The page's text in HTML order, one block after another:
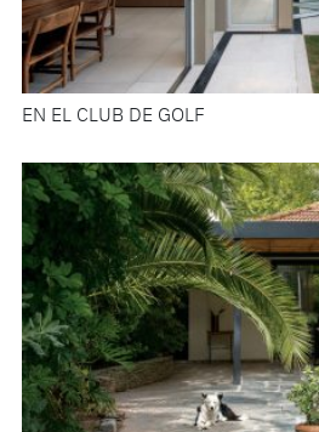
EN EL CLUB DE GOLF